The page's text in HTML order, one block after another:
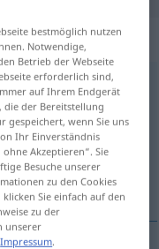
: Maskulinum
antippen)
bestmöglich nutzen
Notwendige,
Betrieb der Webseite
erforderlich sind,
auf Ihrem Endgerät
die der Bereitstellung
gespeichert, wenn Sie uns
Ihr Einverständnis
Akzeptieren“. Sie
Besuche unserer
zu den Cookies
Sie einfach auf den
zu der
unserer
Impressum.